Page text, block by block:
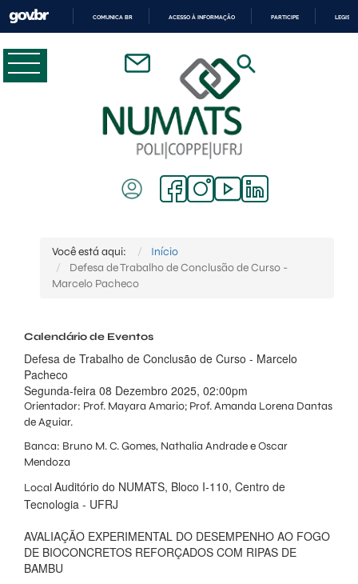
CONTEÚDO
COMUNICA BR ACESSO À INFORMAÇÃO PARTICIPE
Você está aqui:
Início
Defesa de Trabalho de Conclusão de Curso -
Marcelo Pacheco
Calendário de Eventos
Defesa de Trabalho de Conclusão de Curso - Marcelo
Pacheco
Segunda-feira 08 Dezembro 2025, 02:00pm
Orientador: Prof. Mayara Amario; Prof. Amanda Lorena Dantas
de Aguiar.
Banca: Bruno M. C. Gomes, Nathalia Andrade e Oscar
Mendoza
LocalAuditório do NUMATS, Bloco I-110, Centro de
Tecnologia - UFRJ
AVALIAÇÃO EXPERIMENTAL DO DESEMPENHO AO FOGO
DE BIOCONCRETOS REFORÇADOS COM RIPAS DE
BAMBU